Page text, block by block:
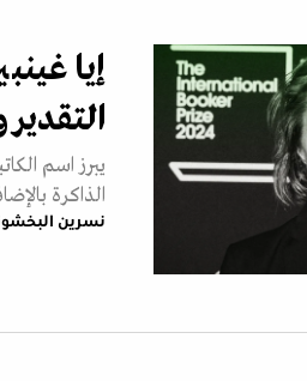
إيا
التقدير
يبرز اسم
الذاكرة
نسرين